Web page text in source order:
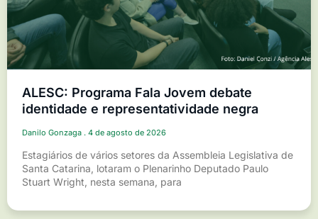
ALESC: Programa Fala Jovem debate
identidade e representatividade negra
Danilo Gonzaga 4 de agosto de 2026
Estagiários de vários setores da Assembleia Legislativa de
Santa Catarina, lotaram o Plenarinho Deputado Paulo
Stuart Wright, nesta semana, para